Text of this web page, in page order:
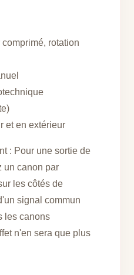
rotation
et en extérieur
: Pour une sortie de
un canon par
les côtés de
signal commun
les canons
n'en sera que plus